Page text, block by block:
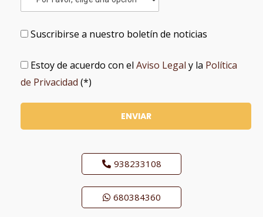
Suscribirse a nuestro boletín de noticias
Estoy de acuerdo con elAviso Legal y la Política
de Privacidad (*)
938233108
680384360